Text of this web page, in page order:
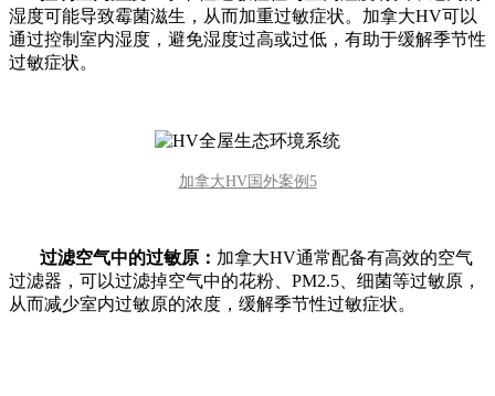
湿度可能导致霉菌滋生，从而加重过敏症状。加拿大HV可以
通过控制室内湿度，避免湿度过高或过低，有助于缓解季节性
过敏症状。
加拿大HV国外案例5
过滤空气中的过敏原： 加拿大HV通常配备有高效的空气
过滤器，可以过滤掉空气中的花粉、PM2.5、细菌等过敏原，
从而减少室内过敏原的浓度，缓解季节性过敏症状。